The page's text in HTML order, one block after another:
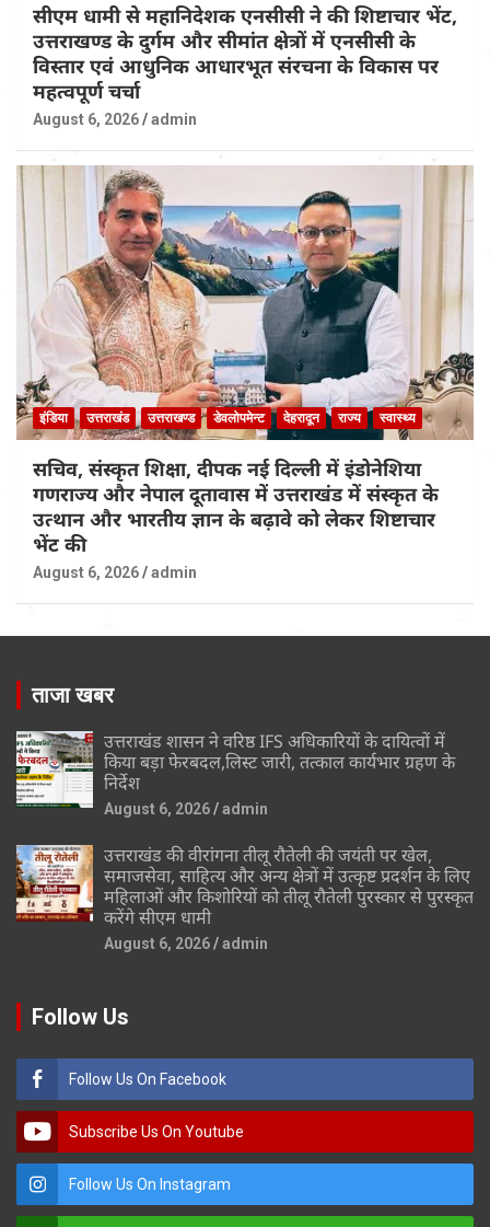
सीएम धामी से महानिदेशक एनसीसी ने की शिष्टाचार भेंट,
उत्तराखण्ड के दुर्गम और सीमांत क्षेत्रों में एनसीसी के
विस्तार एवं आधुनिक आधारभूत संरचना के विकास पर
महत्वपूर्ण चर्चा
August 6, 2026 admin
इंडिया उत्तराखंड उत्तराखण्ड डेवलोपमेन्ट देहरादून राज्य स्वास्थ्य
सचिव, संस्कृत शिक्षा, दीपक नई दिल्ली में इंडोनेशिया
गणराज्य और नेपाल दूतावास में उत्तराखंड में संस्कृत के
उत्थान और भारतीय ज्ञान के बढ़ावे को लेकर शिष्टाचार
भेंट की
August 6, 2026 admin
ताजा खबर
उत्तराखंड शासन ने वरिष्ठ IFS अधिकारियों के दायित्वों में
किया बड़ा फेरबदल,लिस्ट जारी, तत्काल कार्यभार ग्रहण के
निर्देश
August 6, 2026 admin
उत्तराखंड की वीरांगना तीलू रौतेली की जयंती पर खेल,
समाजसेवा, साहित्य और अन्य क्षेत्रों में उत्कृष्ट प्रदर्शन के लिए
महिलाओं और किशोरियों को तीलू रौतेली पुरस्कार से पुरस्कृत
करेंगे सीएम धामी
August 6, 2026 admin
Follow Us
Follow Us On Facebook
Subscribe Us On Youtube
Follow Us On Instagram